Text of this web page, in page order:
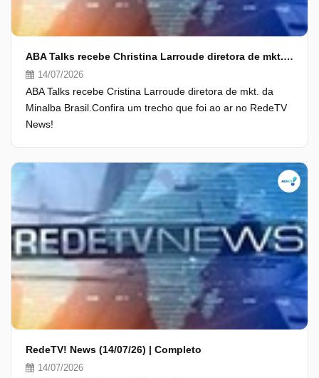
ABA Talks recebe Christina Larroude diretora de mkt. da Minalba Brasil
14/07/2026
ABA Talks recebe Cristina Larroude diretora de mkt. da
Minalba Brasil.Confira um trecho que foi ao ar no RedeTV
News!
RedeTV! News (14/07/26) | Completo
14/07/2026